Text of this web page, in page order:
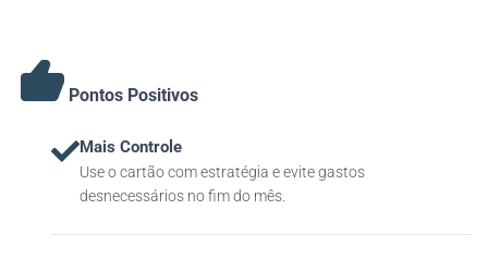
Pontos Positivos
Mais Controle
Use o cartão com estratégia e evite gastos
desnecessários no fim do mês.